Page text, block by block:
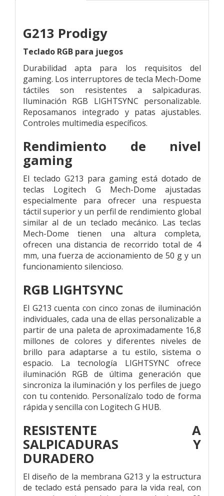
G213 Prodigy
Teclado RGB para juegos
Durabilidad apta para los requisitos del
gaming. Los interruptores de tecla Mech-Dome
táctiles son resistentes a salpicaduras.
Iluminación RGB LIGHTSYNC personalizable.
Reposamanos integrado y patas ajustables.
Controles multimedia específicos.
Rendimiento de nivel
gaming
El teclado G213 para gaming está dotado de
teclas Logitech G Mech-Dome ajustadas
especialmente para ofrecer una respuesta
táctil superior y un perfil de rendimiento global
similar al de un teclado mecánico. Las teclas
Mech-Dome tienen una altura completa,
ofrecen una distancia de recorrido total de 4
mm, una fuerza de accionamiento de 50 g y un
funcionamiento silencioso.
RGB LIGHTSYNC
El G213 cuenta con cinco zonas de iluminación
individuales, cada una de ellas personalizable a
partir de una paleta de aproximadamente 16,8
millones de colores y diferentes niveles de
brillo para adaptarse a tu estilo, sistema o
espacio. La tecnología LIGHTSYNC ofrece
iluminación RGB de última generación que
sincroniza la iluminación y los perfiles de juego
con tu contenido. Personalízalo todo de forma
rápida y sencilla con Logitech G HUB.
RESISTENTE A
SALPICADURAS Y
DURADERO
El diseño de la membrana G213 y la estructura
de teclado está pensado para la vida real, con